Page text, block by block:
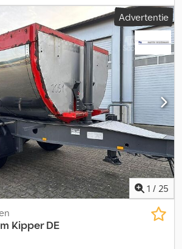
2009, = Verdere opties en accessoires = -
voor - Trommelremsysteem =
Leeggewicht: 9.280 kg
kg GVW: 36.000 kg Staat Algemene staat:
staat: gemiddeld Optische staat:
Conditie van de voorbanden: 20
19.5 Achterbanden: 265/70 R 19.5 Laatste
informatie Dodpjx I Nx Eefx Akhjkr
Lastas Sales voor meer informatie.
Advertentie
1 / 25
Kipper DE